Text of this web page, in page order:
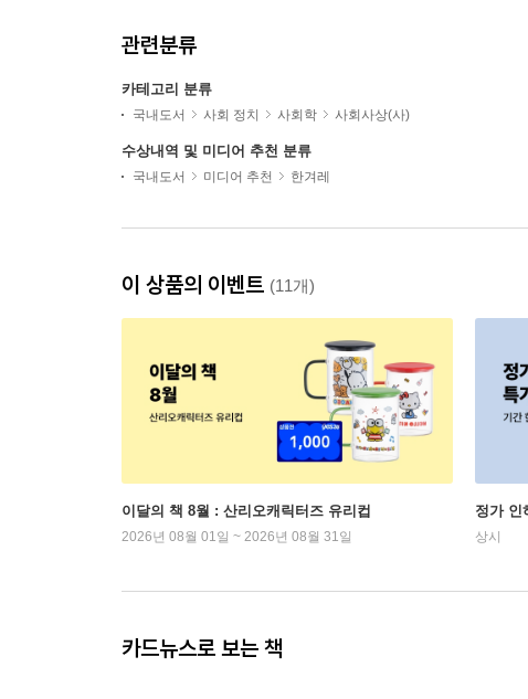
관련분류
카테고리 분류
국내도서 사회 정치 사회학 사회사상(사)
수상내역 및 미디어 추천 분류
국내도서 미디어 추천 한겨레
이 상품의 이벤트 (11개)
이달의 책 8월 : 산리오캐릭터즈 유리컵
2026년 08월 01일 ~ 2026년 08월 31일
정가 인
상시
카드뉴스로 보는 책